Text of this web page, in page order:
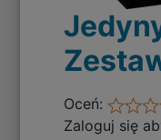
Oceń:
Zaloguj się